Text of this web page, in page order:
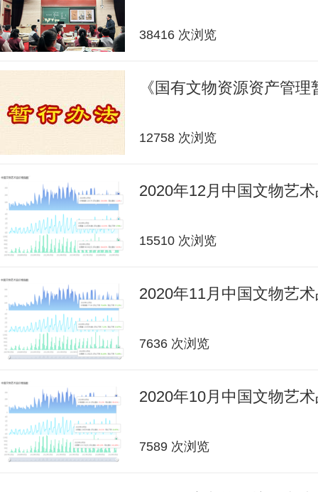
38416 次浏览
《国有文物资源资产管
12758 次浏览
2020年12月中国文物艺
15510 次浏览
2020年11月中国文物艺
7636 次浏览
2020年10月中国文物艺
7589 次浏览